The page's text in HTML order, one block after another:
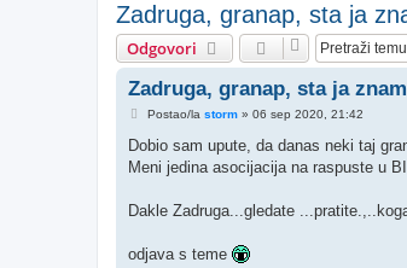
Zadruga, granap, sta ja
Odgovori
Zadruga, granap, sta ja
P
s
Postao/la storm» 06 sep 2020, 21:42
Dobio sam upute, da danas neki taj
Meni jedina asocijacija na raspuste u
Dakle Zadruga...gledate
odjava s teme